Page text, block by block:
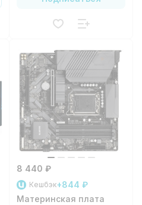
8 440 ₽
Кешбэк+844 ₽
Материнская плата